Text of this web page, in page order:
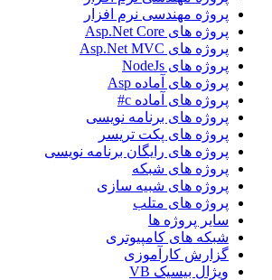
پروژه مهندسی نرم افزار
پروژه های Asp.Net Core
پروژه های Asp.Net MVC
پروژه های NodeJs
پروژه های آماده Asp
پروژه های آماده c#
پروژه های برنامه نویسی
پروژه های پکت تریسر
پروژه های رایگان برنامه نویسی
پروژه های شبکه
پروژه های شبیه سازی
پروژه های متلب
سایر پروژه ها
شبکه های کامپیوتری
گزارش کارآموزی
ویژال بیسیک VB